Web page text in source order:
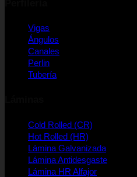
Vigas
Ángulos
Canales
Perlin
Tubería
Cold Rolled (CR)
Hot Rolled (HR)
Lámina Galvanizada
Lámina Antidesgaste
Lámina HR Alfajor